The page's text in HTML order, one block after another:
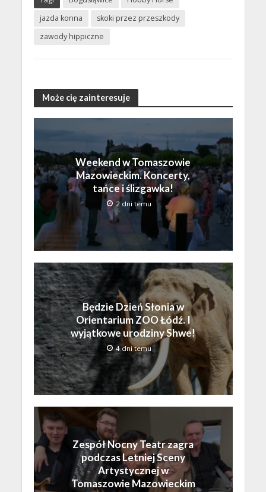
jazda konna
skoki przez przeszkody
zawody hippiczne
Może cię zainteresuje
Weekend w Tomaszowie
Mazowieckim. Koncerty,
tańce i ślizgawka!
2 dni temu
Będzie Dzień Słonia w
Orientarium ZOO Łódź. I
wyjątkowe urodziny Shwe!
4 dni temu
Zespół Nocny Teatr zagra
podczas Letniej Sceny
Artystycznej w
Tomaszowie Mazowieckim